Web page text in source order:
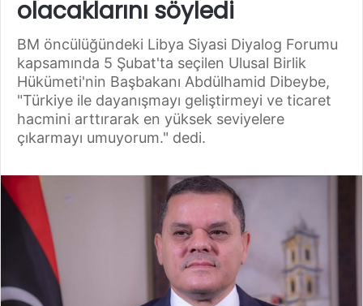
olacaklarını söyledi
BM öncülüğündeki Libya Siyasi Diyalog Forumu
kapsamında 5 Şubat'ta seçilen Ulusal Birlik
Hükümeti'nin Başbakanı Abdülhamid Dibeybe,
"Türkiye ile dayanışmayı geliştirmeyi ve ticaret
hacmini arttırarak en yüksek seviyelere
çıkarmayı umuyorum." dedi.